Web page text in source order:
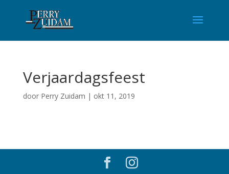
Verjaardagsfeest
door Perry Zuidam | okt 11, 2019